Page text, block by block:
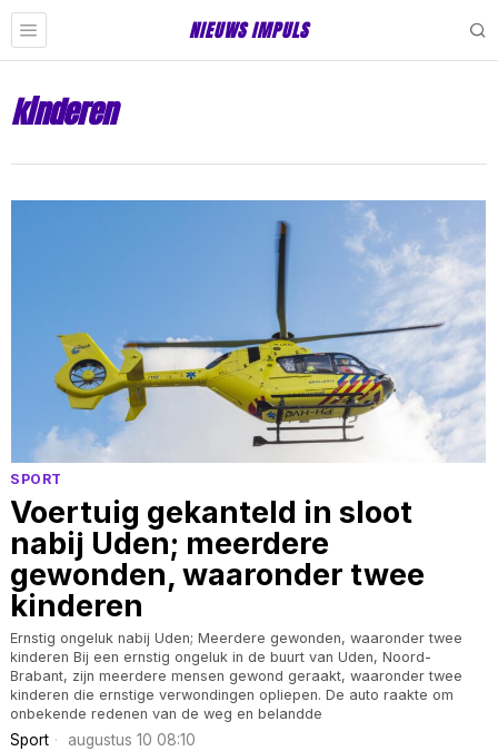
NIEUWS IMPULS
kinderen
SPORT
Voertuig gekanteld in sloot
nabij Uden; meerdere
gewonden, waaronder twee
kinderen
Ernstig ongeluk nabij Uden; Meerdere gewonden, waaronder twee
kinderen Bij een ernstig ongeluk in de buurt van Uden, Noord-
Brabant, zijn meerdere mensen gewond geraakt, waaronder twee
kinderen die ernstige verwondingen opliepen. De auto raakte om
onbekende redenen van de weg en belandde
Sport augustus 10 08:10